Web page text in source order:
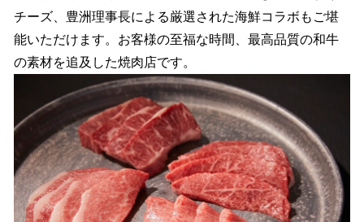
チーズ、豊洲理事⻑による厳選された海鮮コラボもご堪
能いただけます。お客様の⾄福な時間、最⾼品質の和⽜
の素材を追及した焼⾁店です。